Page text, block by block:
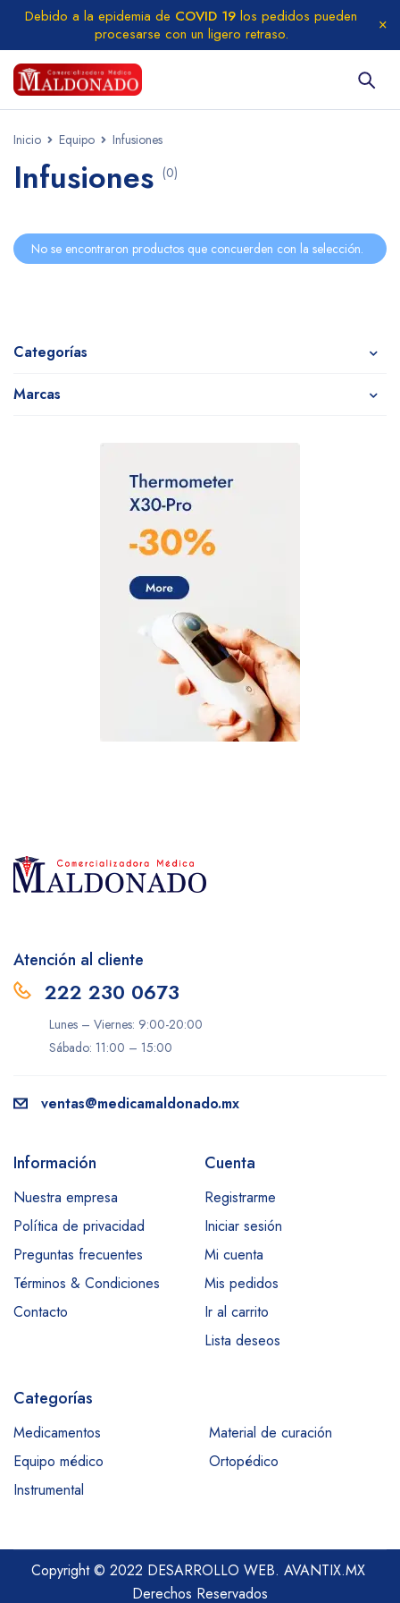
Debido a la epidemia de COVID 19 los pedidos pueden
procesarse con un ligero retraso.
Inicio Equipo Infusiones
Infusiones (0)
Categorías
Marcas
No se encontraron productos que concuerden con la selección.
Atención al cliente
222 230 0673
Lunes – Viernes: 9:00-20:00
Sábado: 11:00 – 15:00
ventas@medicamaldonado.mx
Información
Nuestra empresa
Política de privacidad
Preguntas frecuentes
Términos & Condiciones
Contacto
Cuenta
Registrarme
Iniciar sesión
Mi cuenta
Mis pedidos
Ir al carrito
Lista deseos
Categorías
Medicamentos
Material de curación
Equipo médico
Ortopédico
Instrumental
Copyright © 2022 DESARROLLO WEB. AVANTIX.MX
Derechos Reservados